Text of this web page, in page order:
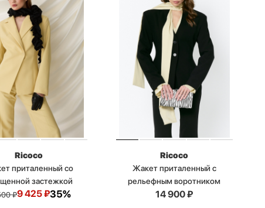
Ricoco
приталенный со
застежкой
₽9 425₽35%
Ricoco
Жакет приталенный с
рельефным воротником
14 900₽